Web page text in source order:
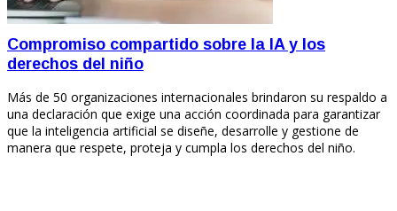
Compromiso compartido sobre la IA y los
derechos del niño
Más de 50 organizaciones internacionales brindaron su respaldo a
una declaración que exige una acción coordinada para garantizar
que la inteligencia artificial se diseñe, desarrolle y gestione de
manera que respete, proteja y cumpla los derechos del niño.